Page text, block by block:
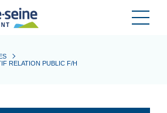
RELATION PUBLIC F/H
sur ce site.